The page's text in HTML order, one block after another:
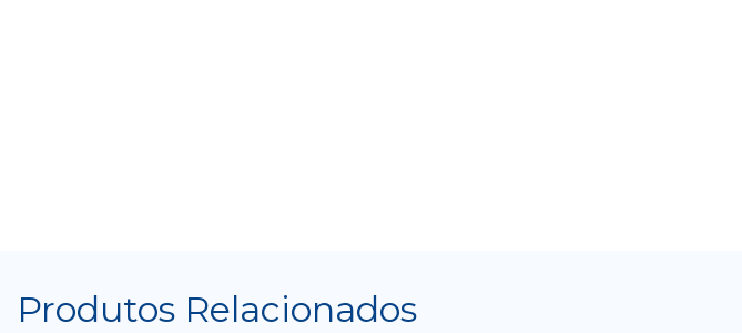
Produtos Relacionados